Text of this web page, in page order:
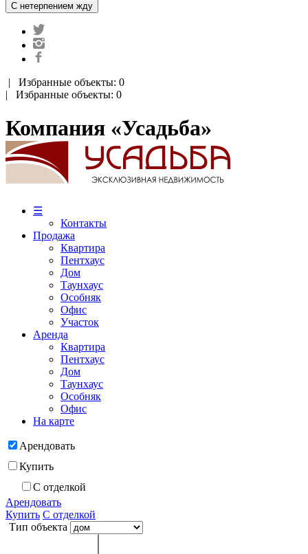
| Избранные объекты: 0
| Избранные объекты: 0
Компания «Усадьба»
☰
Контакты
Продажа
Квартира
Пентхаус
Дом
Таунхаус
Особняк
Офис
Участок
Аренда
Квартира
Пентхаус
Дом
Таунхаус
Особняк
Офис
На карте
Арендовать
Купить
С отделкой
Арендовать
Купить С отделкой
Тип объекта